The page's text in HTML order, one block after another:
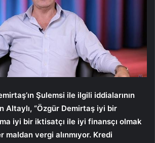
Şulemsi ile ilgili iddialarının
Altaylı, “Özgür Demirtaş iyi bir
iyi bir iktisatçı ile iyi finansçı olmak
maldan vergi alınmıyor. Kredi